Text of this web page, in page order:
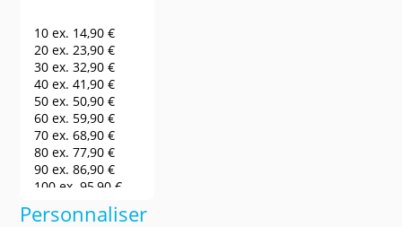
10 ex. 14,90 €
20 ex.23,90 €
30 ex.32,90 €
40 ex.41,90 €
50 ex. 50,90 €
60 ex. 59,90 €
70 ex.68,90 €
80 ex.77,90 €
90 ex.86,90 €
100 ex.95,90 €
140,90 €
200 ex.185,90 €
Personnaliser